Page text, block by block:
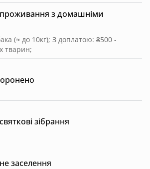
з домашніми
(≈ до 10кг); З доплатою: ₴500 -
тварин;
зібрання
заселення